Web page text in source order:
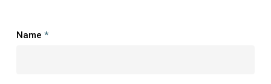
Name *